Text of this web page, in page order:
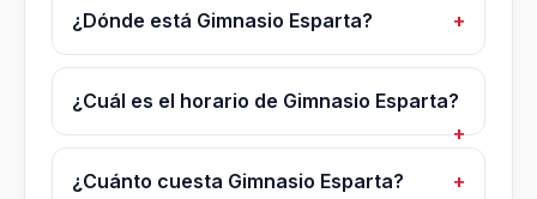
¿Dónde está Gimnasio Esparta?
¿Cuál es el horario de Gimnasio Esparta?
¿Cuánto cuesta Gimnasio Esparta?